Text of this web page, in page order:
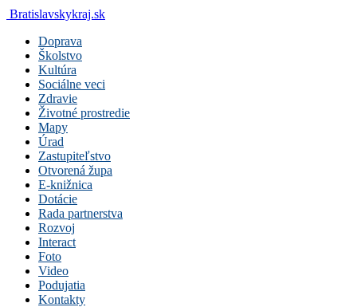
Bratislavskykraj.sk
Doprava
Školstvo
Kultúra
Sociálne veci
Zdravie
Životné prostredie
Mapy
Úrad
Zastupiteľstvo
Otvorená župa
E-knižnica
Dotácie
Rada partnerstva
Rozvoj
Interact
Foto
Video
Podujatia
Kontakty